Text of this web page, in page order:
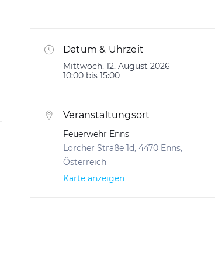
Datum & Uhrzeit
Mittwoch, 12. August 2026
10:00 bis 15:00
Veranstaltungsort
Feuerwehr Enns
Lorcher Straße 1d, 4470 Enns,
Österreich
Karte anzeigen